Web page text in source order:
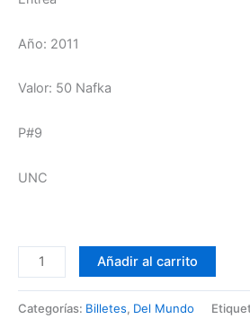
Año: 2011
Valor: 50 Nafka
P#9
UNC
Añadir al carrito
Categorías: Billetes, Del Mundo